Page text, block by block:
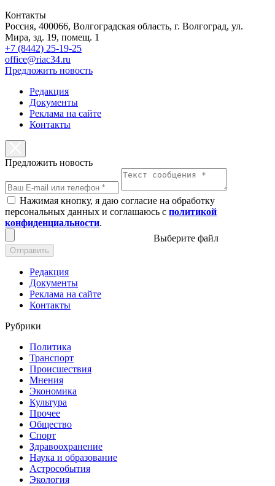
Контакты
Россия, 400066, Волгоградская область, г. Волгоград, ул.
Мира, зд. 19, помещ. 1
+7 (8442) 25-19-25
office@riac34.ru
Предложить новость
Редакция
Документы
Реклама на сайте
Контакты
Предложить новость
Нажимая кнопку, я даю согласие на обработку
персональных данных и соглашаюсь с политикой
конфиденциальности.
Выберите файл
Отправить
Редакция
Документы
Реклама на сайте
Контакты
Рубрики
Политика
Транспорт
Происшествия
Мнения
Экономика
Культура
Прочее
Общество
Спорт
Здравоохранение
Наука и образование
Астрособытия
Экология